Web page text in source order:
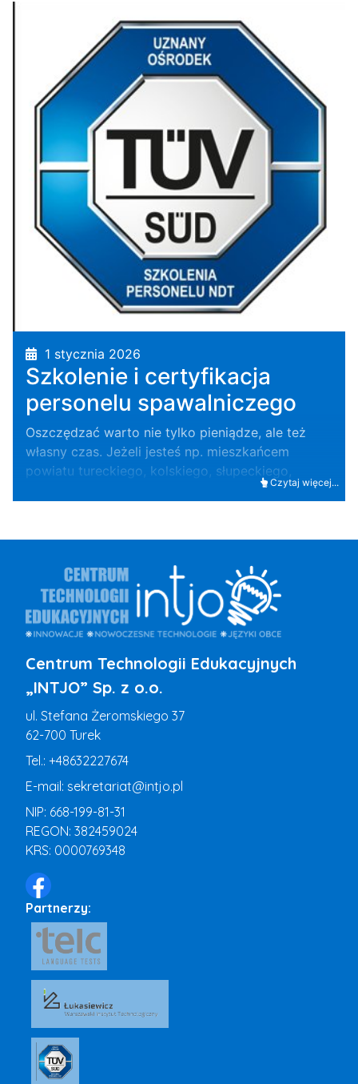
1 stycznia 2026
Szkolenie i certyfikacja
personelu spawalniczego
Oszczędzać warto nie tylko pieniądze, ale też
własny czas. Jeżeli jesteś np. mieszkańcem
powiatu tureckiego, kolskiego, słupeckiego,
konińskiego a także Miasta Konin, to dzięki INTJO
Czytaj więcej...
Centrum Technologii Edukacyjnych
„INTJO” Sp. z o.o.
ul. Stefana Żeromskiego 37
62-700 Turek
Tel.: +48632227674
E-mail: sekretariat@intjo.pl
NIP: 668-199-81-31
REGON: 382459024
KRS: 0000769348
Partnerzy: